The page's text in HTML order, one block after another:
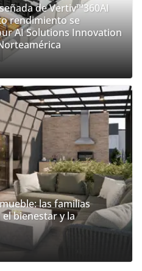
de Vertiv™360AI
rendimiento se
AI Solutions Innovation
las familias
bienestar y la